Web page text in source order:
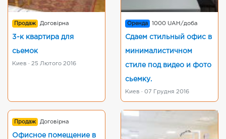
Продаж Договірна
3-к квартира для
сьемок
Киев · 25 Лютого 2016
Оренда 1000 UAH/доба
Сдаем стильный офис в
минималистичном
стиле под видео и фото
сьемку.
Киев · 07 Грудня 2016
Продаж Договірна
Офисное помещение в